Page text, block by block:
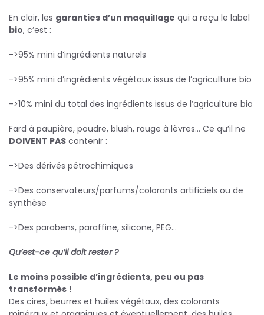
En clair, les garanties d’un maquillage qui a reçu le label
bio, c’est :
->95% mini d’ingrédients naturels
->95% mini d’ingrédients végétaux issus de l’agriculture bio
->10% mini du total des ingrédients issus de l’agriculture bio
Fard à paupière, poudre, blush, rouge à lèvres… Ce qu’il ne
DOIVENT PAS contenir :
->Des dérivés pétrochimiques
->Des conservateurs/parfums/colorants artificiels ou de
synthèse
->Des parabens, paraffine, silicone, PEG…
Qu’est-ce qu’il doit rester ?
Le moins possible d’ingrédients, peu ou pas
transformés !
Des cires, beurres et huiles végétaux, des colorants